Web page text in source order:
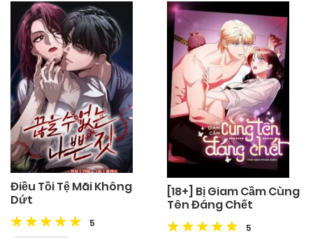
Điều Tồi Tệ Mãi Không
Dứt
5
[18+] Bị Giam Cầm Cùng
Tên Đáng Chết
5